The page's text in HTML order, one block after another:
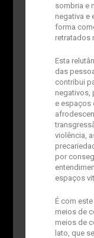
sombria e
negativa e
forma
retratados
Esta
das
contribui
negativos,
e espaços
violência,
por
espaços
É com
meios de
meios de
lato, que